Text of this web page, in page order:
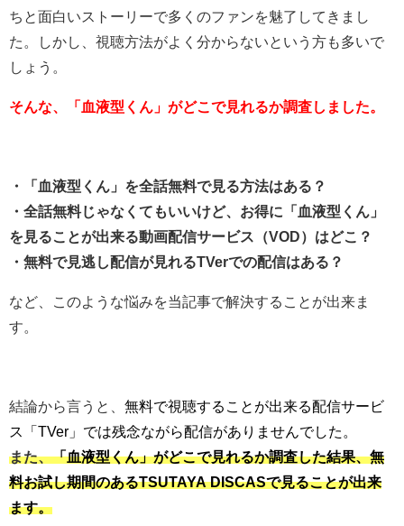
ちと面白いストーリーで多くのファンを魅了してきまし
た。しかし、視聴方法がよく分からないという方も多いで
しょう。
そんな、「血液型くん」がどこで見れるか調査しました。
・「血液型くん」を全話無料で見る方法はある？
・全話無料じゃなくてもいいけど、お得に「血液型くん」
を見ることが出来る動画配信サービス（VOD）はどこ？
・無料で見逃し配信が見れるTVerでの配信はある？
など、このような悩みを当記事で解決することが出来ま
す。
結論から言うと、 無料で視聴することが出来る配信サービ
ス「TVer」では残念ながら配信がありませんでした。
また、「血液型くん」がどこで見れるか調査した結果、無
料お試し期間のあるTSUTAYA DISCASで見ることが出来
ます。